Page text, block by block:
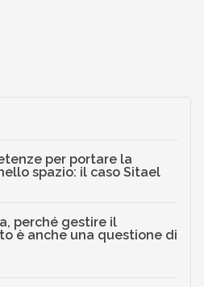
per portare la
spazio: il caso Sitael
perché gestire il
è anche una questione di